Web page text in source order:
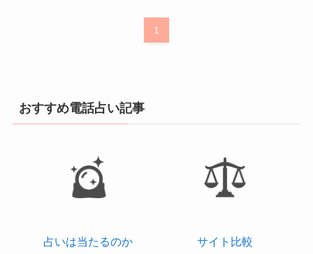
1
おすすめ電話占い記事
占いは当たるのか サイト比較